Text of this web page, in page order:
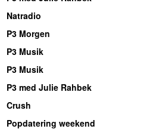
Natradio
P3 Morgen
P3 Musik
P3 Musik
P3 med Julie Rahbek
Crush
Popdatering weekend